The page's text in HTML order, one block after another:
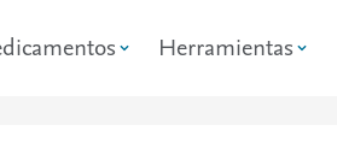
Herramientas